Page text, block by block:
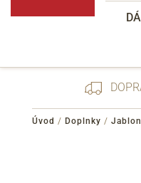
Úvod / Doplnky /